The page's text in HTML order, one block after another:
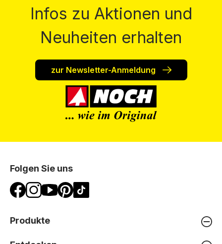
Infos zu Aktionen und
Neuheiten erhalten
zur Newsletter-Anmeldung
Folgen Sie uns
Produkte